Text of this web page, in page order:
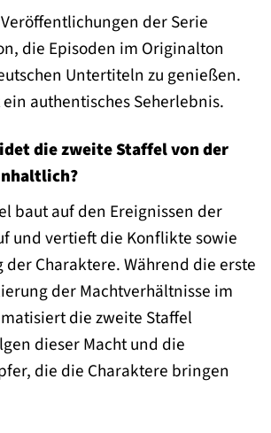
der Serie
die Episoden im Originalton
Untertiteln zu genießen.
authentisches Seherlebnis.
die zweite Staffel von der
baut auf den Ereignissen der
und vertieft die Konflikte sowie
Charaktere. Während die erste
der Machtverhältnisse im
die zweite Staffel
dieser Macht und die
die die Charaktere bringen